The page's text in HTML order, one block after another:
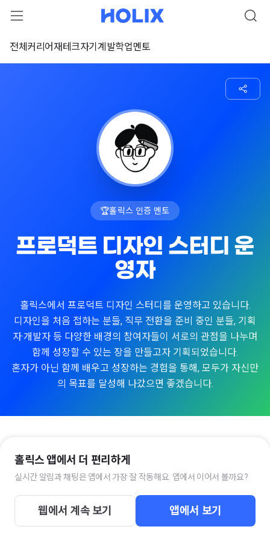
전체 커리어재테크자기계발학업멘토
🏆홀릭스 인증 멘토
프로덕트 디자인 스터디 운
영자
홀릭스에서 프로덕트 디자인 스터디를 운영하고 있습니다.
디자인을 처음 접하는 분들, 직무 전환을 준비 중인 분들, 기획
자·개발자 등 다양한 배경의 참여자들이 서로의 관점을 나누며
함께 성장할 수 있는 장을 만들고자 기획되었습니다.
혼자가 아닌 함께 배우고 성장하는 경험을 통해, 모두가 자신만
의 목표를 달성해 나갔으면 좋겠습니다.
🤯어떤 거부터 배우고 연습해야 할지 막막한 UIUX 초심
자분들 🤩꾸준히 디자인 연습을 하며 성장해 나가고 싶
은 디자이너분들 🔥함께 도전하고 응원하며 긍정적인
멤버 18/150
홀릭스 앱에서 더 편리하게
실시간 알림과 채팅은 앱에서 가장 잘 작동해요. 앱에서 이어서 볼까요?
웹에서 계속 보기 앱에서 보기